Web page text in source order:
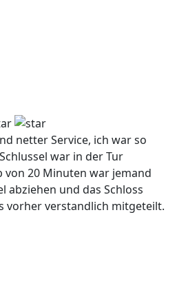
netter Service, ich war so
war in der Tur
20 Minuten war jemand
abziehen und das Schloss
vorher verstandlich mitgeteilt.